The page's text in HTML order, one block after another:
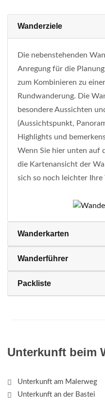
Wanderziele
Die nebenstehenden
Anregung für die
zum Kombinieren zu
Rundwanderung. Die
besondere Aussichten
(Aussichtspunkt,
Highlights und
Wenn Sie hier unten auf
die Kartenansicht der
sich so noch leichter Ihre
Wanderkarten
Wanderführer
Packliste
Unterkunft beim
Unterkunft am Malerweg
Unterkunft an der Bastei